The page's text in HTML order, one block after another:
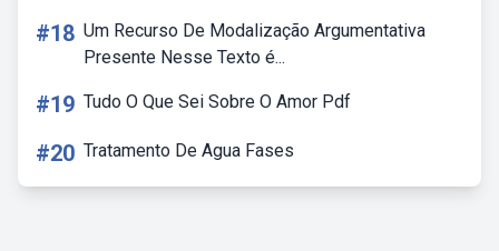
#18 Um Recurso De Modalização Argumentativa
Presente Nesse Texto é...
#19 Tudo O Que Sei Sobre O Amor Pdf
#20 Tratamento De Agua Fases